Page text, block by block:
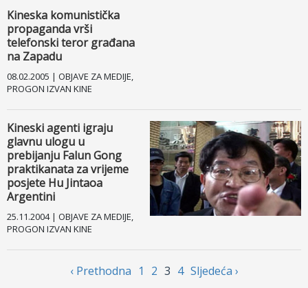
Kineska komunistička
propaganda vrši
telefonski teror građana
na Zapadu
08.02.2005 | OBJAVE ZA MEDIJE,
PROGON IZVAN KINE
Kineski agenti igraju
glavnu ulogu u
prebijanju Falun Gong
praktikanata za vrijeme
posjete Hu Jintaoa
Argentini
25.11.2004 | OBJAVE ZA MEDIJE,
PROGON IZVAN KINE
‹ Prethodnа 1 2 3 4 Sljedećа ›